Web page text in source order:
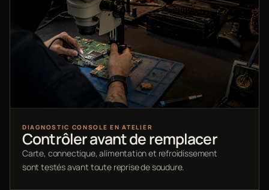
DIAGNOSTIC CONSOLE EN ATELIER
Contrôler avant de remplacer
Carte, connectique, alimentation et refroidissement
sont testés avant toute reprise de soudure.